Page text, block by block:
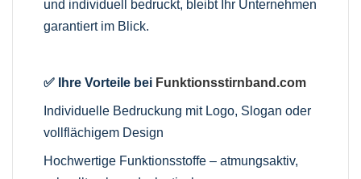
und individuell bedruckt, bleibt Ihr Unternehmen
garantiert im Blick.
✅ Ihre Vorteile bei Funktionsstirnband.com
Individuelle Bedruckung mit Logo, Slogan oder
vollflächigem Design
Hochwertige Funktionsstoffe – atmungsaktiv,